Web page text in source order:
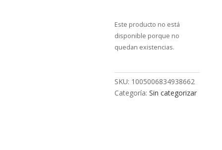
Este producto no está
disponible porque no
quedan existencias.
SKU: 1005006834938662
Categoría: Sin categorizar